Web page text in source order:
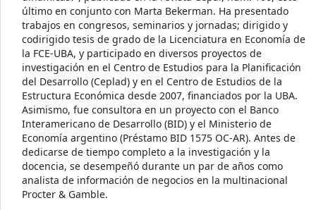
último en conjunto con Marta Bekerman. Ha presentado
trabajos en congresos, seminarios y jornadas; dirigido y
codirigido tesis de grado de la Licenciatura en Economía de
la FCE-UBA, y participado en diversos proyectos de
investigación en el Centro de Estudios para la Planificación
del Desarrollo (Ceplad) y en el Centro de Estudios de la
Estructura Económica desde 2007, financiados por la UBA.
Asimismo, fue consultora en un proyecto con el Banco
Interamericano de Desarrollo (BID) y el Ministerio de
Economía argentino (Préstamo BID 1575 OC-AR). Antes de
dedicarse de tiempo completo a la investigación y la
docencia, se desempeñó durante un par de años como
analista de información de negocios en la multinacional
Procter & Gamble.